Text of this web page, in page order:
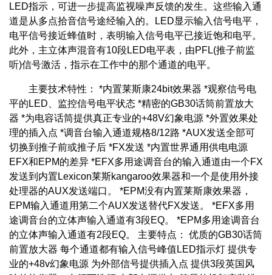
LED指示，可进一步提高监视噪声反馈的发生。这些输入通
道是从多点拾音信号途经输入的。LED显示输入信号电平，
电平信号接近蜂值时，表明输入信号电平已接近饱和电平。
此外，主立体声混音有10段LED电平表，由PFL(推子前监
听)信号激活，指示在工作中的那个通道的电平。
主要技术特性： *内置莱斯康24bit效果器 *观察信号电
平的LED、监控信号电平状态 *精密的GB30话筒前置放大
器 *为电容话筒提供真正专业的+48V幻象电源 *外置效果处
理的插入点 *调音台输入通道规格8/12路 *AUX发送全部可
切换到推子前或推子后 *FX发送 *内置世界通用供电电源
EFX和EPM的差异 *EFX多用途调音台的输入通道由一个FX
发送到内置Lexicon莱斯kangaroo效果器和一个是使用外接
处理器的AUX发送端口。 *EPM没有内置莱斯康效果器，
EPM输入通道用第二个AUX发送替代FX发送。 *EFX多用
途调音台的立体声输入通道有3段EQ。 *EPM多用途调音台
的立体声输入通道有2段EQ。 主要特点： 优质的GB30话筒
前置放大器 每个通道都有输入信号峰值LED指示灯 提供专
业的+48v幻象电源 为外部信号提供插入点 提供3段英国风